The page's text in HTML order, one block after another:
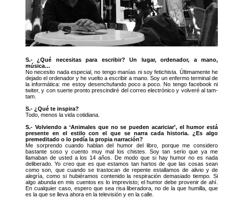
S.- ¿Qué necesitas para escribir? Un lugar, ordenador, a mano,
música…
No necesito nada especial, no tengo manías ni soy fetichista. Últimamente he
dejado el ordenador y he vuelto a escribir a mano. Soy un enfermo terminal de
la informática: me estoy desenchufando poco a poco. No tengo facebook ni
twiter, y con suerte pronto prescindiré del correo electrónico y volveré al tam-
tam.
S.- ¿Qué te inspira?
Todo, menos la vida cotidiana.
S.- Volviendo a ‘Animales que no se pueden acariciar’, el humor está
presente en el estilo con el que se narra cada historia. ¿Es algo
premeditado o lo pedía la propia narración?
Me sorprendo cuando hablan del humor del libro, porque me considero
bastante soso y cuento muy mal los chistes. Soy tan serio que ya me
llamaban de usted a los 14 años. De modo que si hay humor no es nada
deliberado. Yo creo que es que estamos tan hartos de que las cosas sean
como son, que cuando se trastocan de repente estallamos de alivio y de
alegría, como si hubiéramos contenido la respiración demasiado tiempo. Si
algo abunda en mis cuentos es lo imprevisto; el humor debe provenir de ahí.
En cualquier caso, espero que sea risa liberadora, no de la que humilla, que
es la que se lleva ahora en la televisión y en la calle.